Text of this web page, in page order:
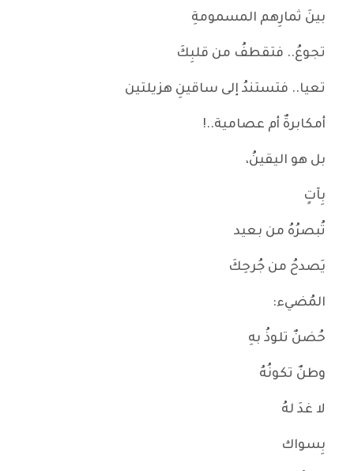
بينَ ثمارِهم المسمومةِ
تجوعُ.. فتقطفُ من قلبِكَ
تعيا.. فتستندُ إلى ساقينِ هزيلتين
أمكابرةٌ أم عصامية..!
بل هو اليقينُ،
بِآتٍ
تُبصرُهُ من بعيد
يَصدحُ من جُرحِكَ
المُضيء:
حُضنٌ تلوذُ بهِ
وطنٌ تكونُهُ
لا غدَ لهُ
بِسواك